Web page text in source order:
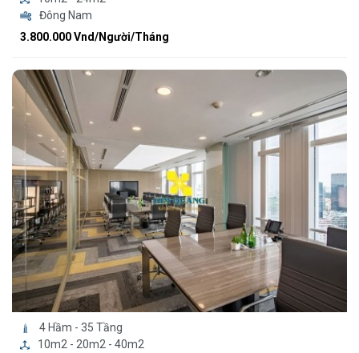
Đông Nam
3.800.000 Vnd/Người/Tháng
4 Hầm - 35 Tầng
10m2 - 20m2 - 40m2